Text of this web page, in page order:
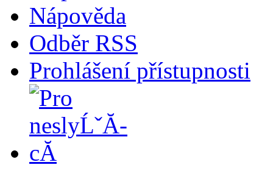
Nápověda
Odběr RSS
Prohlášení přístupnosti